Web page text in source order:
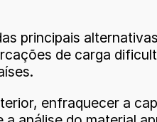
principais
de carga
enfraquecer a